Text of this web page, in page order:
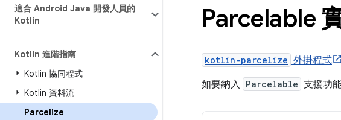
適合 Android Java 開發人員的
Kotlin
Kotlin 進階指南
Kotlin 協同程式
Kotlin 資料流
Parcelize
Parcelable
kotlin-parcelize 外掛程式
如要納入 Parcelable 支援功